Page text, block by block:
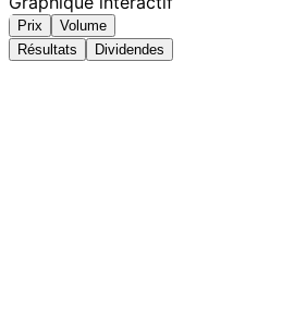
Prix
Volume
Résultats
Dividendes